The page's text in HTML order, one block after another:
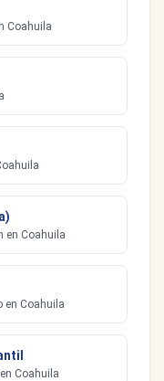
Coahuila
en Coahuila
en Coahuila
Coahuila